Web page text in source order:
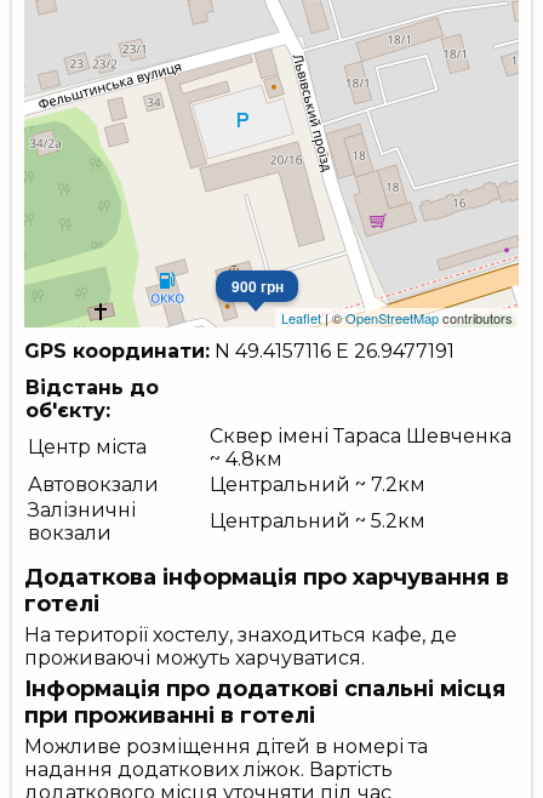
900 грн
Leaflet| ©OpenStreetMapcontributors
GPS координати: N 49.4157116 E 26.9477191
Відстань до
об'єкту:
Центр міста
Сквер імені Тараса Шевченка
~ 4.8км
Автовокзали
Центральний ~ 7.2км
Залізничні
вокзали
Центральний ~ 5.2км
Додаткова інформація про харчування в
готелі
На території хостелу, знаходиться кафе, де
проживаючі можуть харчуватися.
Інформація про додаткові спальні місця
при проживанні в готелі
Можливе розміщення дітей в номері та
надання додаткових ліжок. Вартість
додаткового місця уточняти під час